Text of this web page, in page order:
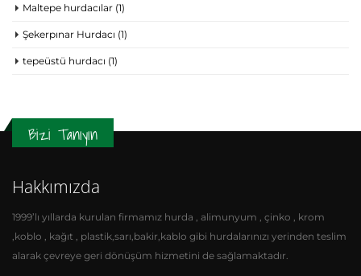
Maltepe hurdacılar (1)
Şekerpınar Hurdacı (1)
tepeüstü hurdacı (1)
Bizi Tanıyın
Hakkımızda
1999’lı yıllarda kurulan firmamız hurda , alimunyum , çinko , krom
,koblo , kağıt , plastik,sarı,bakir,kablo gibi hurdalarınızı yerinden teslim
alarak çevreye geri dönüşüm hizmetini de sağlamaktadır.